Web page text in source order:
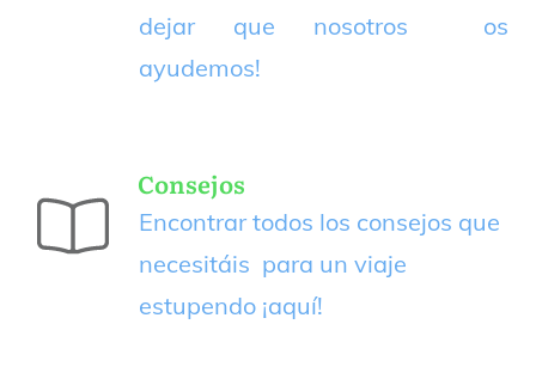
dejar que nosotros os
ayudemos!
Consejos
Encontrar todos los consejos que
necesitáis para un viaje
estupendo ¡aquí!